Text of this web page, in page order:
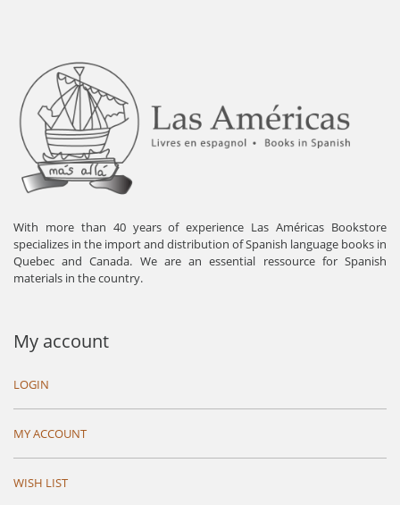
With more than 40 years of experience Las Américas Bookstore
specializes in the import and distribution of Spanish language books in
Quebec and Canada. We are an essential ressource for Spanish
materials in the country.
My account
LOGIN
MY ACCOUNT
WISH LIST